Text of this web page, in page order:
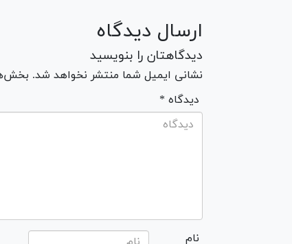
ارسال دیدگاه
دیدگاهتان را بنویسید
نشانی ایمیل شما منتشر نخواهد شد.
* دیدگاه
نام